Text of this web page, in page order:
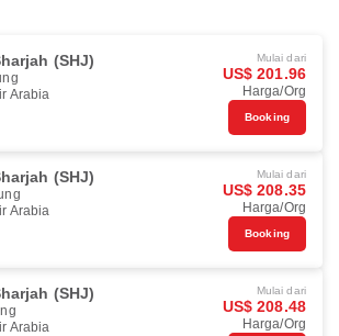
(SHJ)
Arabia
Mulai dari
US$ 201.96
Harga/Org
Booking
(SHJ)
Arabia
Mulai dari
US$ 208.35
Harga/Org
Booking
(SHJ)
Arabia
Mulai dari
US$ 208.48
Harga/Org